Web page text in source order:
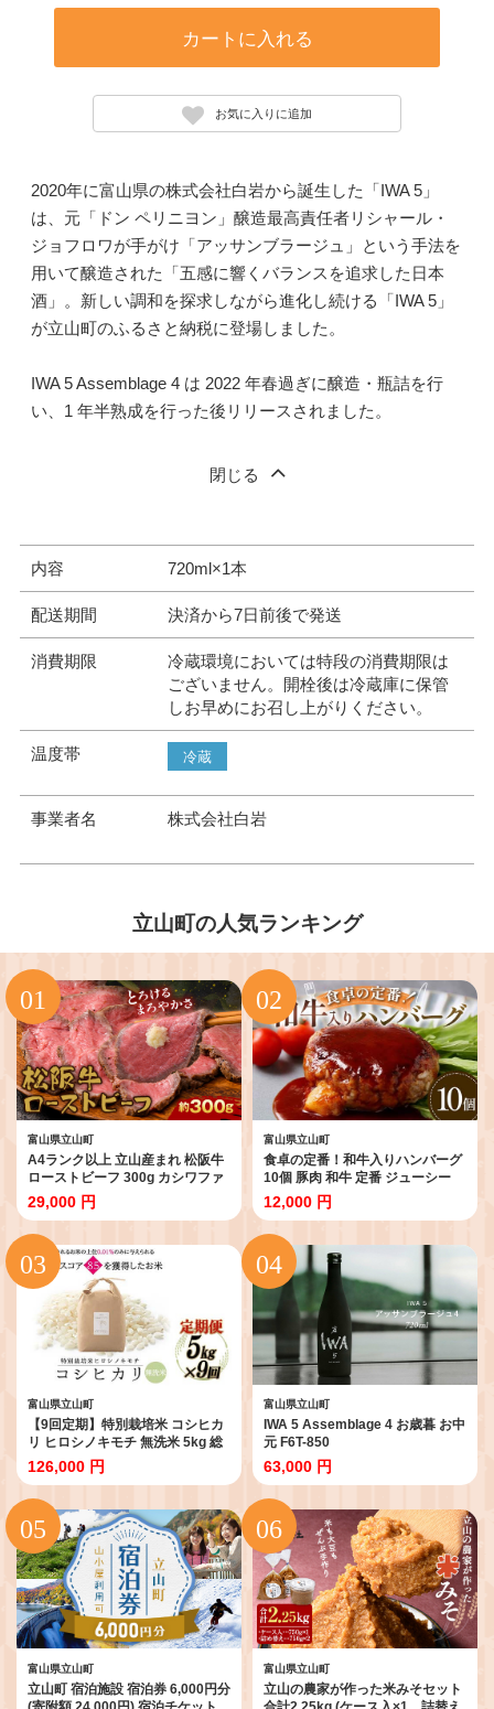
カートに入れる
お気に入りに追加
2020年に富山県の株式会社白岩から誕生した「IWA 5」
は、元「ドン ペリニヨン」醸造最高責任者リシャール・
ジョフロワが手がけ「アッサンブラージュ」という手法を
用いて醸造された「五感に響くバランスを追求した日本
酒」。新しい調和を探求しながら進化し続ける「IWA 5」
が立山町のふるさと納税に登場しました。
IWA 5 Assemblage 4 は 2022 年春過ぎに醸造・瓶詰を行
い、1 年半熟成を行った後リリースされました。
閉じる
内容 720ml×1本
配送期間 決済から7日前後で発送
消費期限
冷蔵環境においては特段の消費期限は
ございません。開栓後は冷蔵庫に保管
しお早めにお召し上がりください。
温度帯 冷蔵
事業者名 株式会社白岩
立山町の人気ランキング
富山県立山町
A4ランク以上 立山産まれ 松阪牛
ローストビーフ 300g カシワファ
ーム 富山県 立山町 お歳暮 お中元
F6T-103
29,000 円
富山県立山町
食卓の定番！和牛入りハンバーグ
10個 豚肉 和牛 定番 ジューシー
肉汁 手軽 メインディッシュ ジュ
ワッ お子さま 大人 シンプル 飽き
ない お歳暮 お中元 F6T-593
12,000 円
富山県立山町
【9回定期】特別栽培米 コシヒカ
リ ヒロシノキモチ 無洗米 5kg 総
計45kg 陽咲玲 米 お米 コメ 無洗
米 ご飯 ごはん 富山県産 富山県 立
山町 F6T-998
126,000 円
富山県立山町
IWA 5 Assemblage 4 お歳暮 お中
元 F6T-850
63,000 円
富山県立山町
立山町 宿泊施設 宿泊券 6,000円分
富山県立山町
立山の農家が作った米みそセット